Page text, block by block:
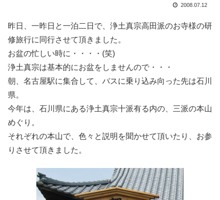
2008.07.12
昨日、一昨日と一泊二日で、浄土真宗高田派のお寺様の研
修旅行に同行させて頂きました。
お盆の忙しい時に・・・・(笑)
浄土真宗は基本的にお盆をしませんので・・・
朝、名古屋駅に集合して、バスに乗り込み向った先は石川
県。
今年は、石川県にある浄土真宗十派有る内の、三派の本山
めぐり。
それぞれの本山で、色々と説明を聞かせて頂いたり、お参
りさせて頂きました。